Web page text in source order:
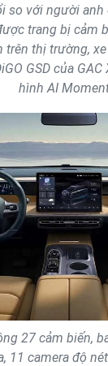
so với người anh
trang bị cảm
trên thị trường,
GSD của
hình AI
27 cảm biến,
11 camera độ